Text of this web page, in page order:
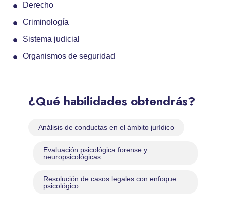
Derecho
Criminología
Sistema judicial
Organismos de seguridad
¿Qué habilidades obtendrás?
Análisis de conductas en el ámbito jurídico
Evaluación psicológica forense y
neuropsicológicas
Resolución de casos legales con enfoque
psicológico